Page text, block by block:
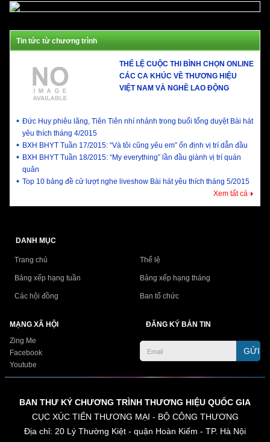
Tin tức từ chương trình
THỂ LỆ CUỘC THI BÌNH CHỌN ONLINE
CÁC CA KHÚC VỀ THƯƠNG HIỆU
VIỆT NAM VÀ NGHỀ LAO ĐỘNG
Đức Huy phiêu lãng, Tiên Tiên nhí nhảnh trong buổi tổng duyệt Bài hát
yêu thích tháng 4/2015
BXH BHYT Tuần 17/2015: “Và tôi cũng yêu em” ổn định vị trí dẫn đầu
BXH BHYT Tuần 18/2015: “My everything” lần đầu giành vị trí quán
quân
Top 10 bảng đề cử lượt nghe liveshow Bài hát yêu thích tháng 5/2015
Xem tất cả
DANH MỤC
Trang chủ Thể lệ
Bảng xếp hạng tuần Bảng xếp hạng tháng
Các hội đồng Ban tổ chức
MẠNG XÃ HỘI
Zing Me
Facebook
Youtube
ĐĂNG KÝ BẢN TIN
GỬI
BAN THƯ KÝ CHƯƠNG TRÌNH THƯƠNG HIỆU QUỐC GIA
CỤC XÚC TIẾN THƯƠNG MẠI - BỘ CÔNG THƯƠNG
Địa chỉ: 20 Lý Thường Kiệt - quận Hoàn Kiếm - TP. Hà Nội